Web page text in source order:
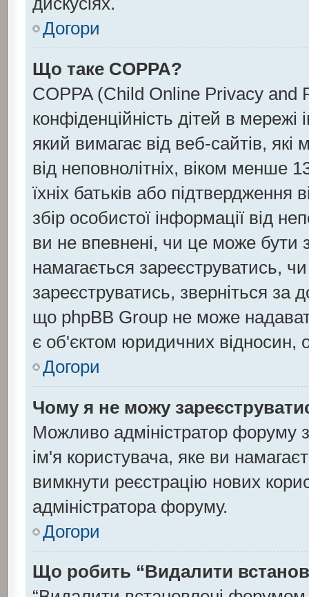
Догори
Що таке COPPA?
COPPA (Child Online Privacy and
конфіденційність дітей в
який вимагає від веб-сайтів,
від неповнолітніх, віком менше
їхніх батьків або підтвердження
збір особистої інформації від
ви не впевнені, чи це може бути
намагається зареєструватись,
зареєструватись, зверніться
що phpBB Group не може
є об'єктом юридичних відносин,
Догори
Чому я не можу
Можливо адміністратор форуму
ім'я користувача, яке ви
вимкнути реєстрацію нових
адміністратора форуму.
Догори
Що робить “Видалити